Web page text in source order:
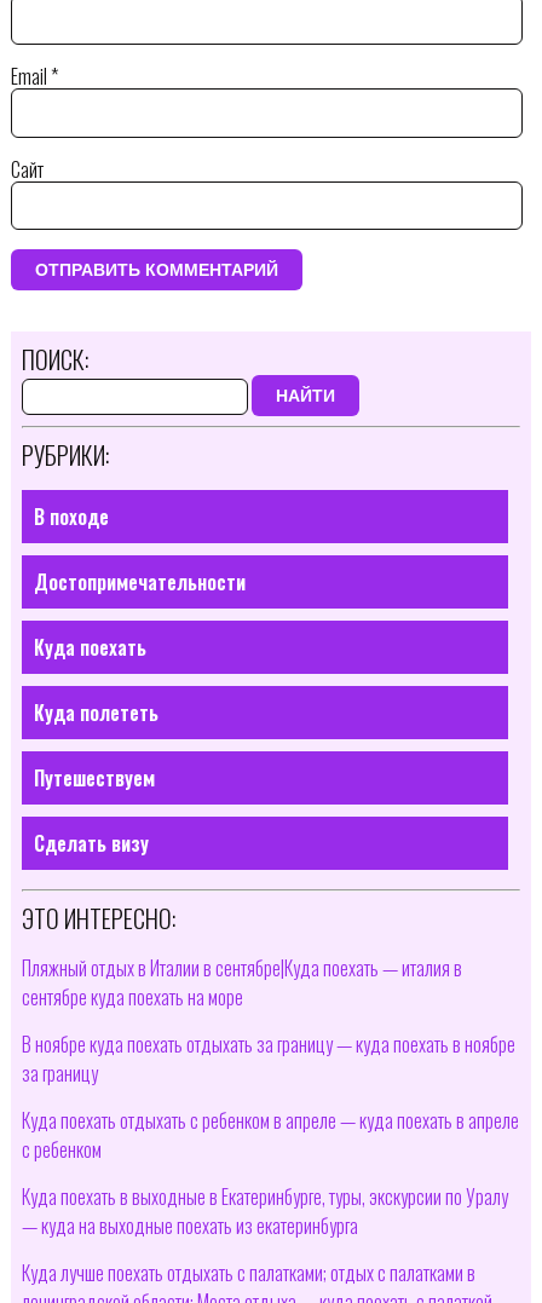
Email*
Сайт
ПОИСК:
НАЙТИ
РУБРИКИ:
В походе
Достопримечательности
Куда поехать
Куда полететь
Путешествуем
Сделать визу
ЭТО ИНТЕРЕСНО:
Пляжный отдых в Италии в сентябре|Куда поехать — италия в
сентябре куда поехать на море
В ноябре куда поехать отдыхать за границу — куда поехать в ноябре
за границу
Куда поехать отдыхать с ребенком в апреле — куда поехать в апреле
с ребенком
Куда поехать в выходные в Екатеринбурге, туры, экскурсии по Уралу
— куда на выходные поехать из екатеринбурга
Куда лучше поехать отдыхать с палатками; отдых с палатками в